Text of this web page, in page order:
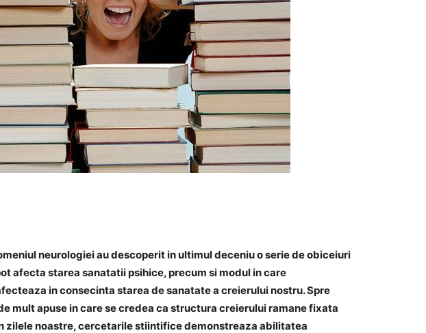
neurologiei au descoperit in ultimul deceniu o serie de obiceiuri
afecta starea sanatatii psihice, precum si modul in care
in consecinta starea de sanatate a creierului nostru. Spre
mult apuse in care se credea ca structura creierului ramane fixata
zilele noastre, cercetarile stiintifice demonstreaza abilitatea